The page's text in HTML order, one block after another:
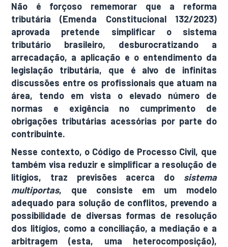
Não é forçoso rememorar que a reforma
tributária (Emenda Constitucional 132/2023)
aprovada pretende simplificar o sistema
tributário brasileiro, desburocratizando a
arrecadação, a aplicação e o entendimento da
legislação tributária, que é alvo de infinitas
discussões entre os profissionais que atuam na
área, tendo em vista o elevado número de
normas e exigência no cumprimento de
obrigações tributárias acessórias por parte do
contribuinte.
Nesse contexto, o Código de Processo Civil, que
também visa reduzir e simplificar a resolução de
litígios, traz previsões acerca do sistema
multiportas, que consiste em um modelo
adequado para solução de conflitos, prevendo a
possibilidade de diversas formas de resolução
dos litígios, como a conciliação, a mediação e a
arbitragem (esta, uma heterocomposição),